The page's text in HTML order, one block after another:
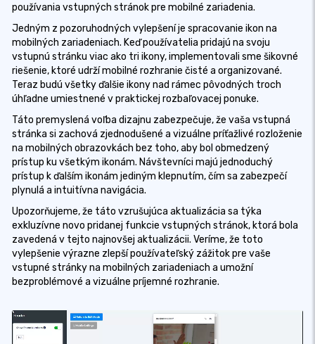
používania vstupných stránok pre mobilné zariadenia.
Jedným z pozoruhodných vylepšení je spracovanie ikon na
mobilných zariadeniach. Keď používatelia pridajú na svoju
vstupnú stránku viac ako tri ikony, implementovali sme šikovné
riešenie, ktoré udrží mobilné rozhranie čisté a organizované.
Teraz budú všetky ďalšie ikony nad rámec pôvodných troch
úhľadne umiestnené v praktickej rozbaľovacej ponuke.
Táto premyslená voľba dizajnu zabezpečuje, že vaša vstupná
stránka si zachová zjednodušené a vizuálne príťažlivé rozloženie
na mobilných obrazovkách bez toho, aby bol obmedzený
prístup ku všetkým ikonám. Návštevníci majú jednoduchý
prístup k ďalším ikonám jediným klepnutím, čím sa zabezpečí
plynulá a intuitívna navigácia.
Upozorňujeme, že táto vzrušujúca aktualizácia sa týka
exkluzívne novo pridanej funkcie vstupných stránok, ktorá bola
zavedená v tejto najnovšej aktualizácii. Veríme, že toto
vylepšenie výrazne zlepší používateľský zážitok pre vaše
vstupné stránky na mobilných zariadeniach a umožní
bezproblémové a vizuálne príjemné rozhranie.